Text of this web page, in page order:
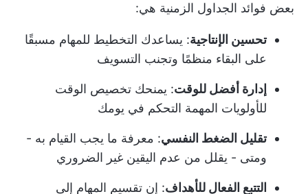
بعض فوائد الجداول الزمنية هي:
تحسين الإنتاجية: يساعدك التخطيط للمهام مسبقًا
على البقاء منظمًا وتجنب التسويف
إدارة أفضل للوقت: يمنحك تخصيص الوقت
للأولويات المهمة التحكم في يومك
تقليل الضغط النفسي: معرفة ما يجب القيام به -
ومتى - يقلل من عدم اليقين غير الضروري
التتبع الفعال للأهداف: إن تقسيم المهام إلى